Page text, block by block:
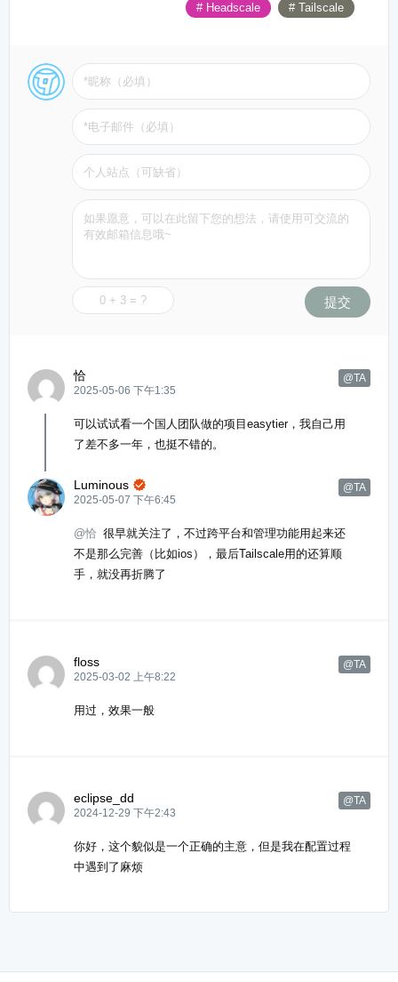
# Headscale # Tailscale
提交
恰
@TA
2025-05-06 下午1:35
可以试试看一个国人团队做的项目easytier，我自己用
了差不多一年，也挺不错的。
Luminous @TA

2025-05-07 下午6:45
@恰 很早就关注了，不过跨平台和管理功能用起来还
不是那么完善（比如ios），最后Tailscale用的还算顺
手，就没再折腾了
floss
@TA
2025-03-02 上午8:22
用过，效果一般
eclipse_dd
@TA
2024-12-29 下午2:43
你好，这个貌似是一个正确的主意，但是我在配置过程
中遇到了麻烦